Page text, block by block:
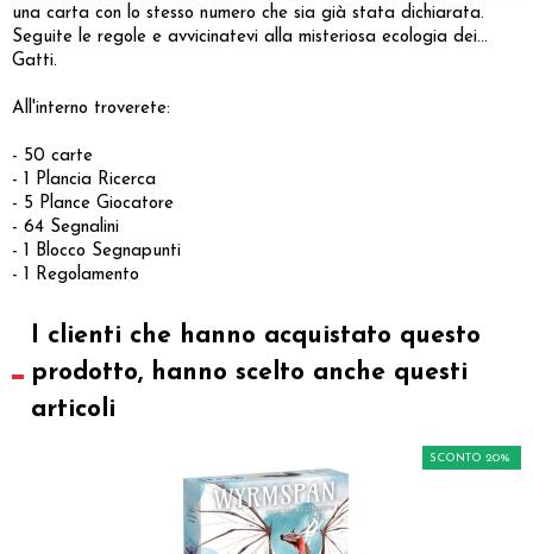
una carta con lo stesso numero che sia già stata dichiarata.
Seguite le regole e avvicinatevi alla misteriosa ecologia dei…
Gatti.
All'interno troverete:
- 50 carte
- 1 Plancia Ricerca
- 5 Plance Giocatore
- 64 Segnalini
- 1 Blocco Segnapunti
- 1 Regolamento
I clienti che hanno acquistato questo
prodotto, hanno scelto anche questi
articoli
SCONTO 20%